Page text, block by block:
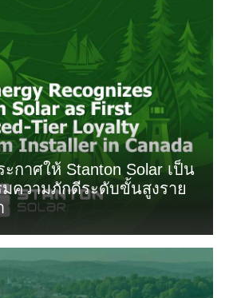
ะกาศให้ Stanton Solar เป็น
ความภักดีระดับขั้นสูงราย